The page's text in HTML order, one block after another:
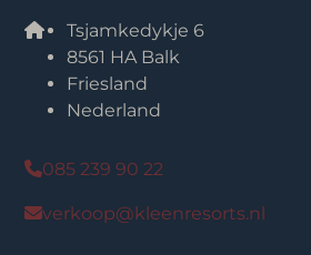
Tsjamkedykje 6
8561 HA Balk
Friesland
Nederland
085 239 90 22
verkoop@kleenresorts.nl